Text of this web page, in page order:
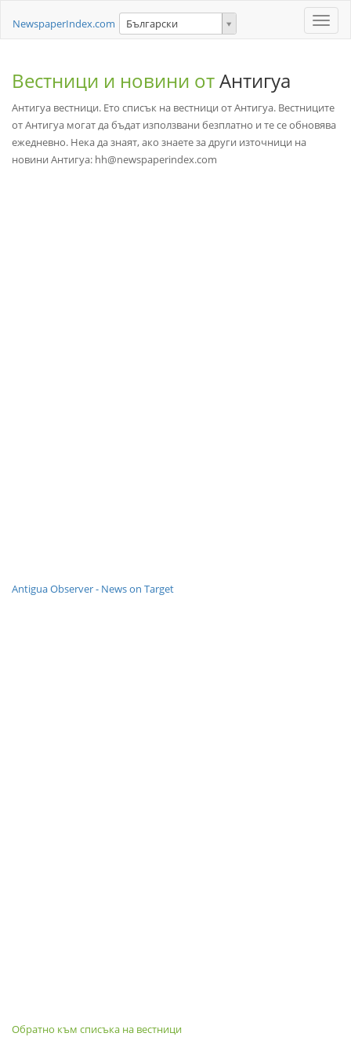
Toggle
NewspaperIndex.com Български
Вестници и новини отАнтигуа
Антигуа вестници. Ето списък на вестници от Антигуа. Вестниците
от Антигуа могат да бъдат използвани безплатно и те се обновява
ежедневно. Нека да знаят, ако знаете за други източници на
новини Антигуа: hh@newspaperindex.com
Antigua Observer - News on Target
Обратно към списъка на вестници